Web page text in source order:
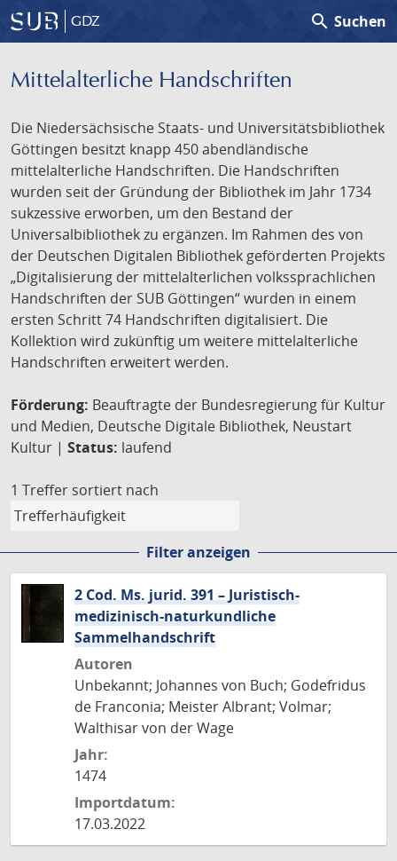
GDZ search Suchen
Mittelalterliche Handschriften
Die Niedersächsische Staats- und Universitätsbibliothek
Göttingen besitzt knapp 450 abendländische
mittelalterliche Handschriften. Die Handschriften
wurden seit der Gründung der Bibliothek im Jahr 1734
sukzessive erworben, um den Bestand der
Universalbibliothek zu ergänzen. Im Rahmen des von
der Deutschen Digitalen Bibliothek geförderten Projekts
„Digitalisierung der mittelalterlichen volkssprachlichen
Handschriften der SUB Göttingen“ wurden in einem
ersten Schritt 74 Handschriften digitalisiert. Die
Kollektion wird zukünftig um weitere mittelalterliche
Handschriften erweitert werden.
Förderung: Beauftragte der Bundesregierung für Kultur
und Medien, Deutsche Digitale Bibliothek, Neustart
Kultur | Status: laufend
1 Treffer sortiert nach
Filter anzeigen
2 Cod. Ms. jurid. 391 – Juristisch-
medizinisch-naturkundliche
Sammelhandschrift
Autoren
Unbekannt; Johannes von Buch; Godefridus
de Franconia; Meister Albrant; Volmar;
Walthisar von der Wage
Jahr:
1474
Importdatum:
17.03.2022